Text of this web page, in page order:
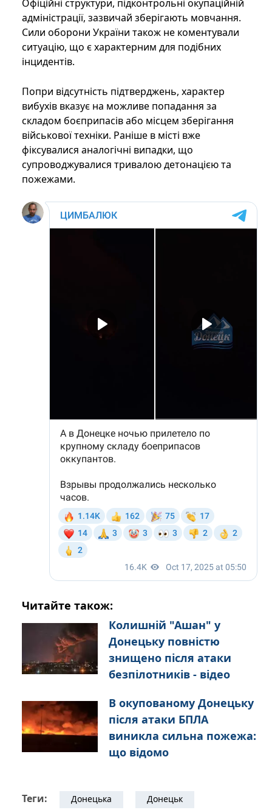
Офіційні структури, підконтрольні окупаційній
адміністрації, зазвичай зберігають мовчання.
Сили оборони України також не коментували
ситуацію, що є характерним для подібних
інцидентів.
Попри відсутність підтверджень, характер
вибухів вказує на можливе попадання за
складом боєприпасів або місцем зберігання
військової техніки. Раніше в місті вже
фіксувалися аналогічні випадки, що
супроводжувалися тривалою детонацією та
пожежами.
Читайте також:
Колишній "Ашан" у
Донецьку повністю
знищено після атаки
безпілотників - відео
В окупованому Донецьку
після атаки БПЛА
виникла сильна пожежа:
що відомо
Теги: Донецька
Донецьк